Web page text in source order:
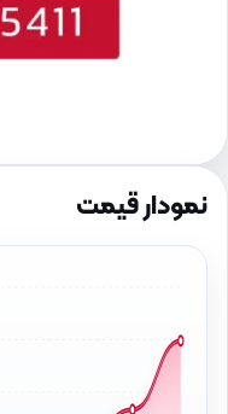
نمودار قیمت